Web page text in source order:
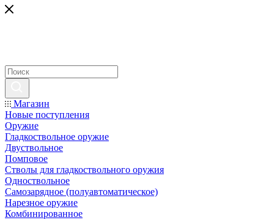
Магазин
Новые поступления
Оружие
Гладкоствольное оружие
Двуствольное
Помповое
Стволы для гладкоствольного оружия
Одноствольное
Самозарядное (полуавтоматическое)
Нарезное оружие
Комбинированное